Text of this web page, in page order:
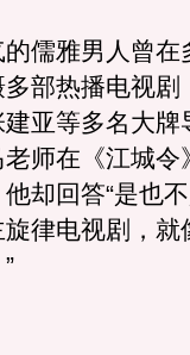
雅男人曾在
部热播电视剧
亚等多名大牌
师在《江城令
却回答“是也
律电视剧，就